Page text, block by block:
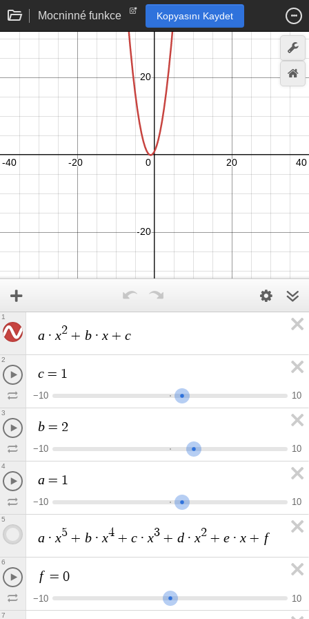
Mocninné funkce Kopyasını Kaydet
a · x2 + b · x + c
1
c = 1
−10 10
2
b = 2
−10 10
3
a = 1
−10 10
4
a · x5 + b · x4 + c · x3 + d · x2 + e · x + f
5
f = 0
−10 10
6
7